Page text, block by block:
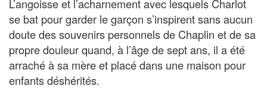
L’angoisse et l’acharnement avec lesquels Charlot
se bat pour garder le garçon s’inspirent sans aucun
doute des souvenirs personnels de Chaplin et de sa
propre douleur quand, à l’âge de sept ans, il a été
arraché à sa mère et placé dans une maison pour
enfants déshérités.